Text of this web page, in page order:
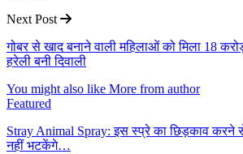
Next Post
गोबर से खाद बनाने वाली महिलाओं को मिला 18
हरेली बनी दिवाली
You might also like More from author
Featured
Stray Animal Spray: इस स्प्रे का छिड़काव
नहीं भटकेंगे…